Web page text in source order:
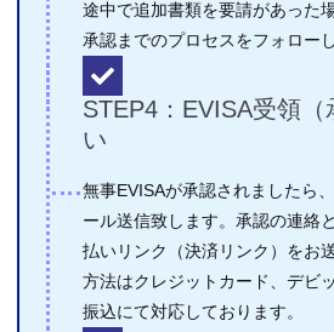
途中で追加書類を要請があった
承認までのプロセスをフォローし
STEP4：EVISA受領
い
無事EVISAが承認されましたら
ール送信致します。承認の連絡
払いリンク（決済リンク）をお
方法はクレジットカード、デビ
振込にて対応しております。